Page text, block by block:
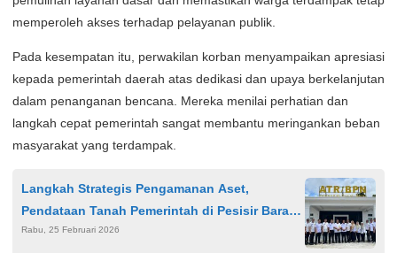
memperoleh akses terhadap pelayanan publik.
Pada kesempatan itu, perwakilan korban menyampaikan apresiasi
kepada pemerintah daerah atas dedikasi dan upaya berkelanjutan
dalam penanganan bencana. Mereka menilai perhatian dan
langkah cepat pemerintah sangat membantu meringankan beban
masyarakat yang terdampak.
Langkah Strategis Pengamanan Aset,
Pendataan Tanah Pemerintah di Pesisir Barat
Diperkuat
Rabu, 25 Februari 2026